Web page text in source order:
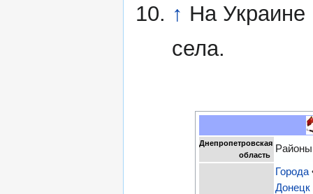
↑ На Украине
села.
Днепропетровская
область
Города
Донецк